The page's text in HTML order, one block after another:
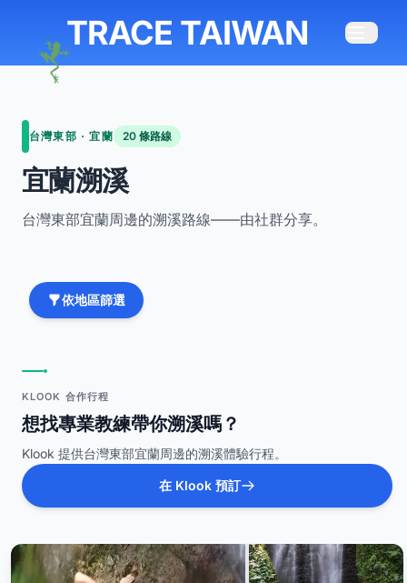
TRACE TAIWAN
台灣東部 · 宜蘭 20 條路線
宜蘭溯溪
台灣東部宜蘭周邊的溯溪路線——由社群分享。
依地區篩選
KLOOK 合作行程
想找專業教練帶你溯溪嗎？
Klook 提供台灣東部宜蘭周邊的溯溪體驗行程。
在 Klook 預訂